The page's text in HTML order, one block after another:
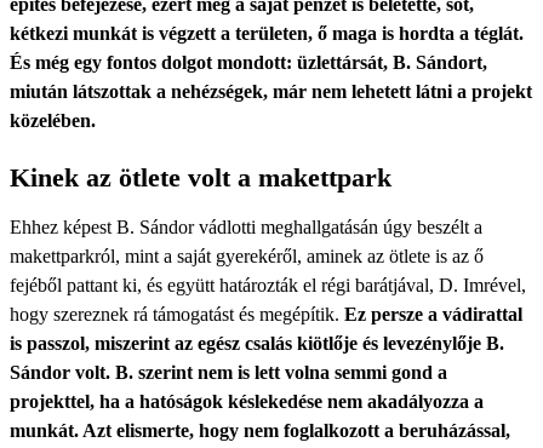
építés befejezése, ezért még a saját pénzét is beletette, sőt,
kétkezi munkát is végzett a területen, ő maga is hordta a téglát.
És még egy fontos dolgot mondott: üzlettársát, B. Sándort,
miután látszottak a nehézségek, már nem lehetett látni a projekt
közelében.
Kinek az ötlete volt a makettpark
Ehhez képest B. Sándor vádlotti meghallgatásán úgy beszélt a
makettparkról, mint a saját gyerekéről, aminek az ötlete is az ő
fejéből pattant ki, és együtt határozták el régi barátjával, D. Imrével,
hogy szereznek rá támogatást és megépítik. Ez persze a vádirattal
is passzol, miszerint az egész csalás kiötlője és levezénylője B.
Sándor volt. B. szerint nem is lett volna semmi gond a
projekttel, ha a hatóságok késlekedése nem akadályozza a
munkát. Azt elismerte, hogy nem foglalkozott a beruházással,